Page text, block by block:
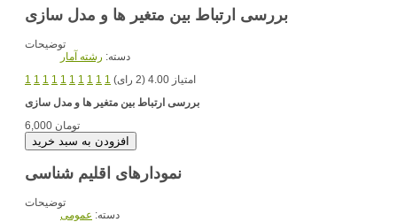
بررسی ارتباط بین متغیر ها و مدل سازی
توضیحات
دسته: رشته آمار
1 1 1 1 1 1 1 1 1 1
امتیاز 4.00 (2 رای)
بررسی ارتباط بین متغیر ها و مدل سازی
6,000 تومان
نمودارهای اقلیم شناسی
توضیحات
دسته: عمومی